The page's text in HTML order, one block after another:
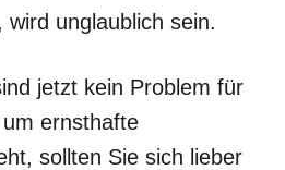
unglaublich sein.
jetzt kein Problem für
ernsthafte
sollten Sie sich lieber